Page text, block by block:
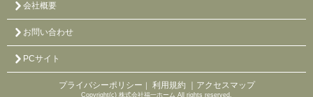
会社概要
お問い合わせ
PCサイト
プライバシーポリシー ｜ 利用規約 ｜アクセスマップ
Copyright(c) 株式会社福一ホーム All rights reserved.